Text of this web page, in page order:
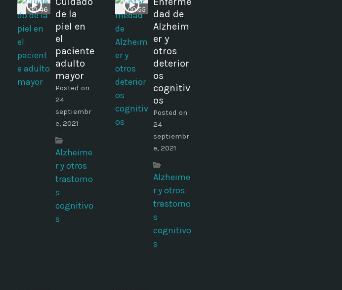
00:46
de la
piel en
el
paciente
adulto
mayor
Posted on
24
septiembr
e, 2021
Alzheime
r y otros
trastorno
s
cognitivo
s
00:55
dad de
Alzheim
er y
otros
deterior
os
cognitiv
os
Posted on
24
septiembr
e, 2021
Alzheime
r y otros
trastorno
s
cognitivo
s